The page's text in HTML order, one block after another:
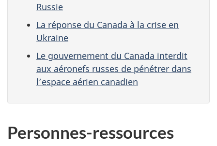
Russie
La réponse du Canada à la crise en
Ukraine
Le gouvernement du Canada interdit
aux aéronefs russes de pénétrer dans
l’espace aérien canadien
Personnes-ressources